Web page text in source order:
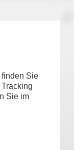
Sie
Sie im